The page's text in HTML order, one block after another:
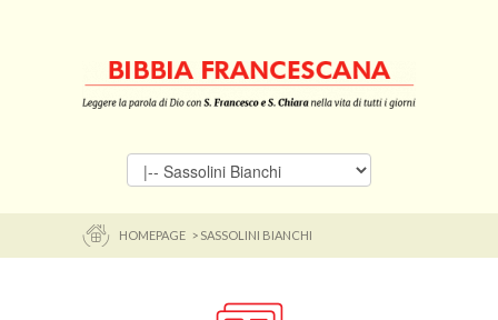
HOMEPAGE > SASSOLINI BIANCHI